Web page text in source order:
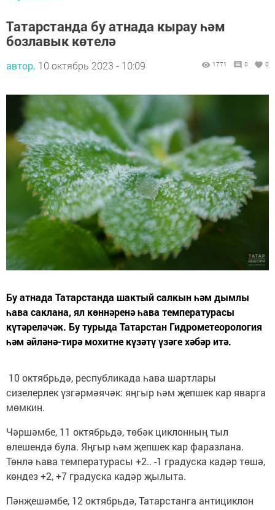
Татарстанда бу атнада кырау һәм
бозлавык көтелә
автор, 10 октябрь 2023 - 10:09 1771 0 0
Бу атнада Татарстанда шактый салкын һәм дымлы
һава саклана, ял көннәренә һава температурасы
күтәреләчәк. Бу турыда Татарстан Гидрометеорология
һәм әйләнә-тирә мохитне күзәтү үзәге хәбәр итә.
10 октябрьдә, республикада һава шартлары
сизелерлек үзгәрмәячәк: яңгыр һәм җепшек кар яварга
мөмкин.
Чәршәмбе, 11 октябрьдә, төбәк циклонның тыл
өлешендә була. Яңгыр һәм җепшек кар фаразлана.
Төнлә һава температурасы +2.. -1 градуска кадәр төшә,
көндез +2, +7 градуска кадәр җылыта.
Пәнҗешәмбе, 12 октябрьдә, Татарстанга антициклон